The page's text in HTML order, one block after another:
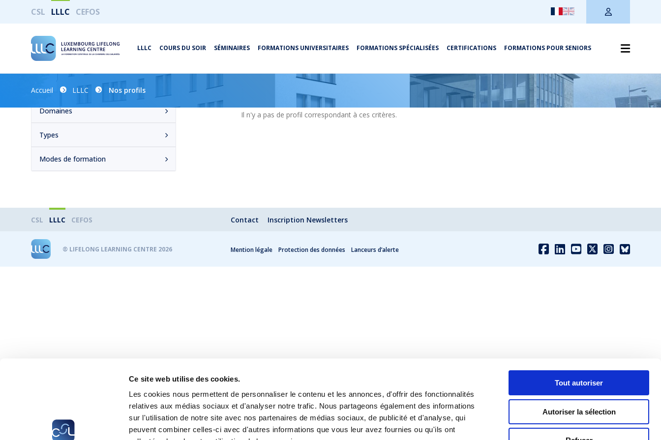
Ce site web utilise des cookies.
Les cookies nous permettent de personnaliser le contenu et les annonces, d'offrir des fonctionnalités
relatives aux médias sociaux et d'analyser notre trafic. Nous partageons également des informations
sur l'utilisation de notre site avec nos partenaires de médias sociaux, de publicité et d'analyse, qui
peuvent combiner celles-ci avec d'autres informations que vous leur avez fournies ou qu'ils ont
Tout autoriser
Autoriser la sélection
CSL LLLC CEFOS
LLLC COURS DU SOIR SÉMINAIRES FORMATIONS UNIVERSITAIRES FORMATIONS SPÉCIALISÉES CERTIFICATIONS FORMATIONS POUR SENIORS
Accueil LLLC Nos profils
Domaines
Types
Modes de formation
Formations seniors
Il n'y a pas de profil correspondant à ces critères.
CSL LLLC CEFOS Contact Inscription Newsletters
® LIFELONG LEARNING CENTRE 2026 Mention légale Protection des données Lanceurs d’alerte